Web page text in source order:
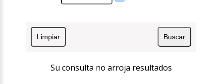
Su consulta no arroja resultados